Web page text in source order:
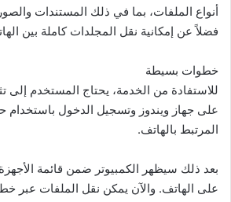
أنواع الملفات، بما في ذلك المستندات
فضلاً عن إمكانية نقل المجلدات كاملة بين
خطوات بسيطة
على جهاز ويندوز وتسجيل الدخول
المرتبط بالهاتف.
بعد ذلك سيظهر الكمبيوتر ضمن قائمة
على الهاتف. والآن يمكن نقل الملفات عبر